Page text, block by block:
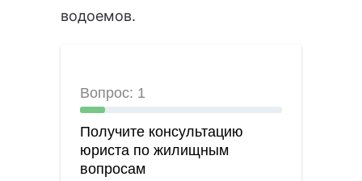
водоемов.